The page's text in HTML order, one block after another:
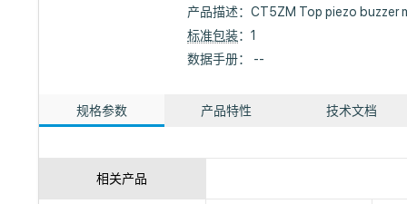
产品描述：CT5ZM Top piezo buzzer
标准包装：1
数据手册： --
规格参数 产品特性 技术文档
相关产品